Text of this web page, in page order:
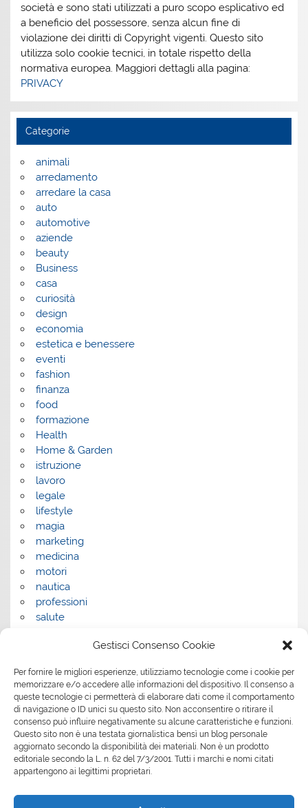
Gestisci Consenso Cookie
Per fornire le migliori esperienze, utilizziamo tecnologie come i cookie per
memorizzare e/o accedere alle informazioni del dispositivo. Il consenso a
queste tecnologie ci permetterà di elaborare dati come il comportamento
di navigazione o ID unici su questo sito. Non acconsentire o ritirare il
consenso può influire negativamente su alcune caratteristiche e funzioni.
Questo sito non è una testata giornalistica bensì un blog personale
aggiornato secondo la disponibilità dei materiali. Non è un prodotto
editoriale secondo la L. n. 62 del 7/3/2001. Tutti i marchi e nomi citati
appartengono ai legittimi proprietari.
società e sono stati utilizzati a puro scopo esplicativo ed
a beneficio del possessore, senza alcun fine di
violazione dei diritti di Copyright vigenti. Questo sito
utilizza solo cookie tecnici, in totale rispetto della
normativa europea. Maggiori dettagli alla pagina:
PRIVACY
Categorie
animali
arredamento
arredare la casa
auto
automotive
aziende
beauty
Business
casa
curiosità
design
economia
estetica e benessere
eventi
fashion
finanza
food
formazione
Health
Home & Garden
istruzione
lavoro
legale
lifestyle
magia
marketing
medicina
motori
nautica
professioni
salute
servizi per le aziende
shopping
sport
Tech
tecnologia
travel
Uncategorized
web